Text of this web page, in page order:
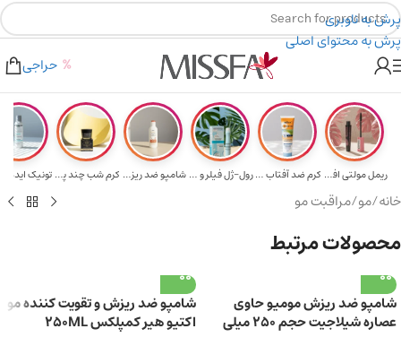
پرش به ناوبری
پرش به محتوای اصلی
۲٪ تخفیف روی سبد خرید برای روش کارت به کارت
هدیه برای خرید های بالای ۵ میلیون تومن
حراجی
ریمل مولتی افکت... کرم ضد آفتاب حا... رول-ژل فیلر و م... شامپو ضد ریزش و... کرم شب چند پپتی... تونیک ایده
خانه/مو/مراقبت مو
محصولات مرتبط
شامپو ضد ریزش مومیو حاوی
عصاره شیلاجیت حجم ۲۵۰ میلی
شامپو ضد ریزش و تقویت کننده مو
اکتیو هیر کمپلکس 250ML